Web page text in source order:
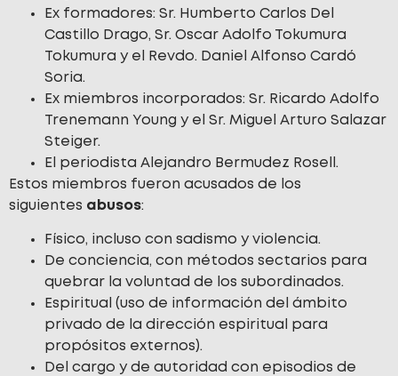
Ex formadores: Sr. Humberto Carlos Del
Castillo Drago, Sr. Oscar Adolfo Tokumura
Tokumura y el Revdo. Daniel Alfonso Cardó
Soria.
Ex miembros incorporados: Sr. Ricardo Adolfo
Trenemann Young y el Sr. Miguel Arturo Salazar
Steiger.
El periodista Alejandro Bermudez Rosell.
Estos miembros fueron acusados de los
siguientes abusos:
Físico, incluso con sadismo y violencia.
De conciencia, con métodos sectarios para
quebrar la voluntad de los subordinados.
Espiritual (uso de información del ámbito
privado de la dirección espiritual para
propósitos externos).
Del cargo y de autoridad con episodios de